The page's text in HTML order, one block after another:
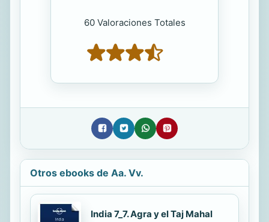
60 Valoraciones Totales
Otros ebooks de Aa. Vv.
India 7_7. Agra y el Taj Mahal